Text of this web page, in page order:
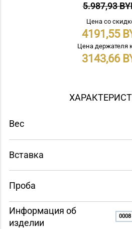
5.987,93
Цена со
4191,55
Цена держателя
3143,66
Вес
Вставка
Проба
Информация об
изделии